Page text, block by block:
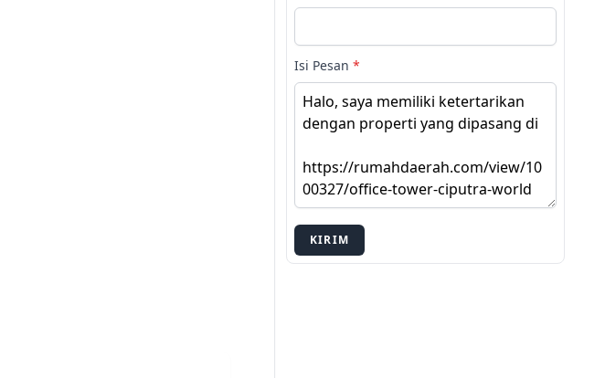
Isi Pesan *
KIRIM